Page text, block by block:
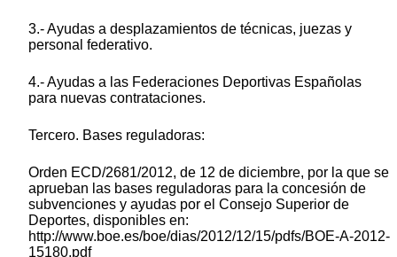
3.- Ayudas a desplazamientos de técnicas, juezas y
personal federativo.
4.- Ayudas a las Federaciones Deportivas Españolas
para nuevas contrataciones.
Tercero. Bases reguladoras:
Orden ECD/2681/2012, de 12 de diciembre, por la que se
aprueban las bases reguladoras para la concesión de
subvenciones y ayudas por el Consejo Superior de
Deportes, disponibles en:
http://www.boe.es/boe/dias/2012/12/15/pdfs/BOE-A-2012-
15180.pdf